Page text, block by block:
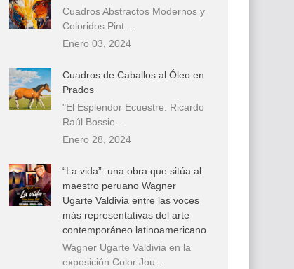
Cuadros Abstractos Modernos y
Coloridos Pint…
Enero 03, 2024
Cuadros de Caballos al Óleo en
Prados
"El Esplendor Ecuestre: Ricardo
Raúl Bossie…
Enero 28, 2024
“La vida”: una obra que sitúa al
maestro peruano Wagner
Ugarte Valdivia entre las voces
más representativas del arte
contemporáneo latinoamericano
Wagner Ugarte Valdivia en la
exposición Color Jou…